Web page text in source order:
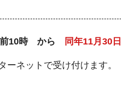
前10時 から 同年11月30
ネットで受け付けます。